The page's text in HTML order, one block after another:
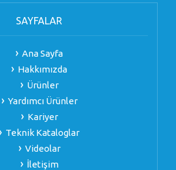
SAYFALAR
Ana Sayfa
Hakkımızda
Ürünler
Yardımcı Ürünler
Kariyer
Teknik Kataloglar
Videolar
İletişim